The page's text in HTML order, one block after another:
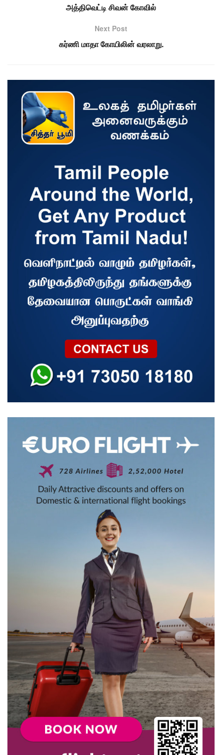
அத்திவெட்டி சிவன் கோவில்
Next Post
கர்ணி மாதா கோயிலின் வரலாறு.